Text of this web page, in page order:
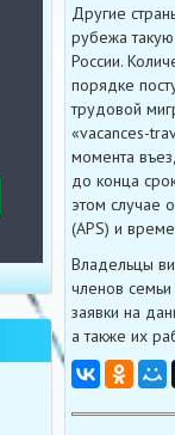
Другие
рубежа
России.
порядке
трудовой
«vacances-
момента
до конца
этом случае
(APS) и
Владельцы
членов
заявки на
а также их